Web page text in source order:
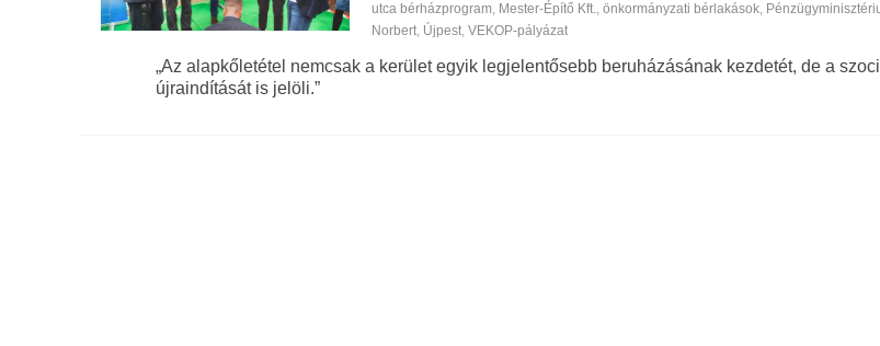
utca bérházprogram, Mester-Építő Kft.,önkormányzati bérlakások,
Norbert, Újpest,VEKOP-pályázat
„Az alapkőletétel nemcsak a kerület egyik legjelentősebb beruházásának kezdetét, de a
újraindítását is jelöli.”